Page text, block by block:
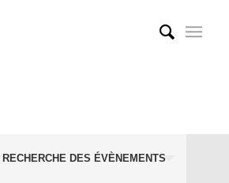
passés› Radio
DES ÉVÈNEMENTS